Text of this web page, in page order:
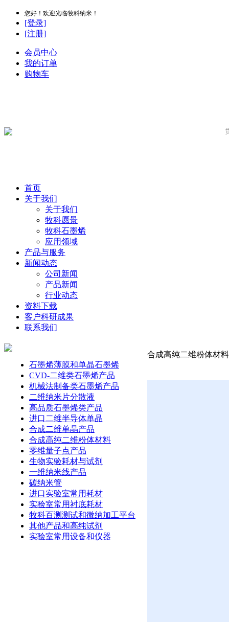
您好！欢迎光临牧科纳米！
[登录]
[注册]
会员中心
我的订单
购物车
首页
关于我们
关于我们
牧科愿景
牧科石墨烯
应用领域
产品与服务
新闻动态
公司新闻
产品新闻
行业动态
资料下载
客户科研成果
联系我们
石墨烯薄膜和单晶石墨烯
CVD-二维类石墨烯产品
机械法制备类石墨烯产品
二维纳米片分散液
高品质石墨烯类产品
进口二维半导体单晶
合成二维单晶产品
合成高纯二维粉体材料
零维量子点产品
生物实验耗材与试剂
一维纳米线产品
碳纳米管
进口实验室常用耗材
实验室常用衬底耗材
牧科百测测试和微纳加工平台
其他产品和高纯试剂
实验室常用设备和仪器
合成高纯二维粉体材